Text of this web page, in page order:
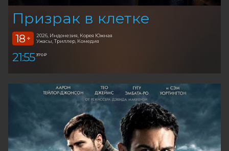
Призрак в клетке
18 +
2026, Индонезия, Корея Южная
Ужасы, Триллер, Комедия
21:55 370 ₽